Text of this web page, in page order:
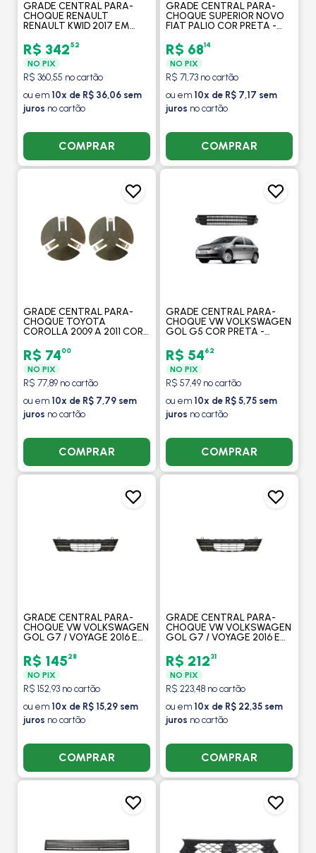
GRADE CENTRAL PARA-
CHOQUE RENAULT
RENAULT KWID 2017 EM
FIPPARTS
R$ 34252
NO PIX
R$ 360,55 no cartão
ou em 10x de R$ 36,06 sem
juros no cartão
COMPRAR
GRADE CENTRAL PARA-
CHOQUE SUPERIOR NOVO
FIAT PALIO COR PRETA -
R$ 6814
NO PIX
R$ 71,73 no cartão
ou em 10x de R$ 7,17 sem
juros no cartão
COMPRAR
GRADE CENTRAL PARA-
CHOQUE TOYOTA
COROLLA 2009 A 2011 COR
R$ 7400
NO PIX
R$ 77,89 no cartão
ou em 10x de R$ 7,79 sem
juros no cartão
COMPRAR
GRADE CENTRAL PARA-
CHOQUE VW VOLKSWAGEN
GOL G5 COR PRETA -
R$ 5462
NO PIX
R$ 57,49 no cartão
ou em 10x de R$ 5,75 sem
juros no cartão
COMPRAR
GRADE CENTRAL PARA-
CHOQUE VW VOLKSWAGEN
GOL G7 / VOYAGE 2016 EM
FIPPARTS
R$ 14528
NO PIX
R$ 152,93 no cartão
ou em 10x de R$ 15,29 sem
juros no cartão
COMPRAR
GRADE CENTRAL PARA-
CHOQUE VW VOLKSWAGEN
GOL G7 / VOYAGE 2016 EM
FRISO CROMADO
COMPLETO - FIPPARTS
R$ 21231
NO PIX
R$ 223,48 no cartão
ou em 10x de R$ 22,35 sem
juros no cartão
COMPRAR